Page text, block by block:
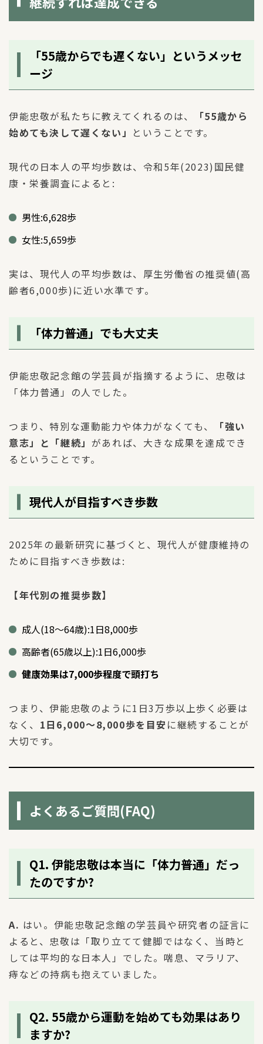
「55歳からでも遅くない」というメッセ
ージ
伊能忠敬が私たちに教えてくれるのは、
「55歳から
始めても決して遅くない」 ということです。
現代の日本人の平均歩数は、令和5年(2023)国民健
康・栄養調査によると:
男性:6,628歩
女性:5,659歩
実は、現代人の平均歩数は、厚生労働省の推奨値(高
齢者6,000歩)に近い水準です。
「体力普通」でも大丈夫
伊能忠敬記念館の学芸員が指摘するように、忠敬は
「体力普通」の人でした。
つまり、特別な運動能力や体力がなくても、
「強い
意志」と「継続」 があれば、大きな成果を達成でき
るということです。
現代人が目指すべき歩数
2025年の最新研究に基づくと、現代人が健康維持の
ために目指すべき歩数は:
【年代別の推奨歩数】
成人(18〜64歳):1日8,000歩
高齢者(65歳以上):1日6,000歩
健康効果は7,000歩程度で頭打ち
つまり、伊能忠敬のように1日3万歩以上歩く必要は
なく、 1日6,000〜8,000歩を目安に継続することが
大切です。
よくあるご質問(FAQ)
Q1. 伊能忠敬は本当に「体力普通」だっ
たのですか?
A. はい。伊能忠敬記念館の学芸員や研究者の証言に
よると、忠敬は「取り立てて健脚ではなく、当時と
しては平均的な日本人」でした。喘息、マラリア、
痔などの持病も抱えていました。
Q2. 55歳から運動を始めても効果はあり
ますか?